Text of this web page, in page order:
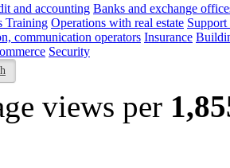
and accounting Banks and exchange
Training Operations with real estate Support
communication operators Insurance
Security
views per